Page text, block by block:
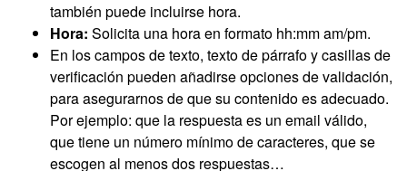
también puede incluirse hora.
Hora: Solicita una hora en formato hh:mm am/pm.
En los campos de texto, texto de párrafo y casillas de
verificación pueden añadirse opciones de validación,
para asegurarnos de que su contenido es adecuado.
Por ejemplo: que la respuesta es un email válido,
que tiene un número mínimo de caracteres, que se
escogen al menos dos respuestas…